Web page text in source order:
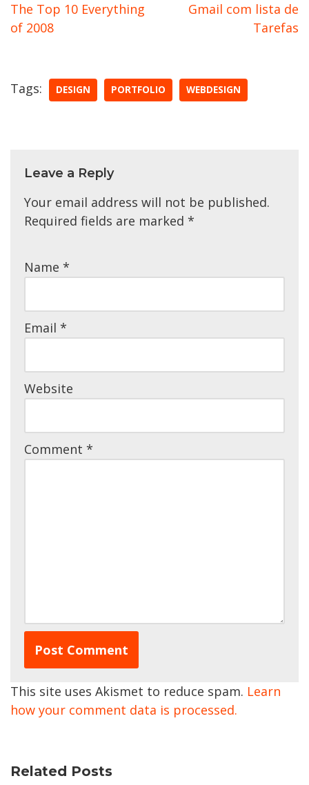
The Top 10 Everything
of 2008
Gmail com lista de
Tarefas
Tags: DESIGN PORTFOLIO WEBDESIGN
Leave a Reply
Your email address will not be published.
Required fields are marked *
Name *
Email *
Website
Comment *
This site uses Akismet to reduce spam. Learn
how your comment data is processed.
Related Posts